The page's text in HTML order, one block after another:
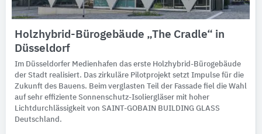
Holzhybrid-Bürogebäude „The Cradle“ in
Düsseldorf
Im Düsseldorfer Medienhafen das erste Holzhybrid-Bürogebäude
der Stadt realisiert. Das zirkuläre Pilotprojekt setzt Impulse für die
Zukunft des Bauens. Beim verglasten Teil der Fassade fiel die Wahl
auf sehr effiziente Sonnenschutz-Isoliergläser mit hoher
Lichtdurchlässigkeit von SAINT-GOBAIN BUILDING GLASS
Deutschland.